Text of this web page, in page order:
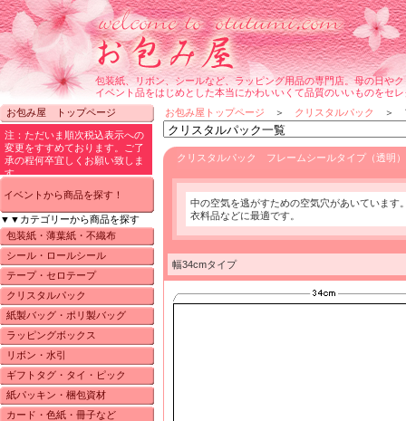
包装紙、リボン、シールなど、ラッピング用品の専門店。母の日や
イベント品をはじめとした本当にかわいいくて品質のいいものをセ
お包み屋 トップページ
イベントから商品を探す！
▼▼カテゴリーから商品を探す
包装紙・薄葉紙・不織布
シール・ロールシール
テープ・セロテープ
クリスタルパック
紙製バッグ・ポリ製バッグ
ラッピングボックス
リボン・水引
ギフトタグ・タイ・ピック
紙パッキン・梱包資材
カード・色紙・冊子など
お包み屋トップページ ＞ クリスタルパック ＞ フ
クリスタルパック フレームシールタイプ（透明
中の空気を逃がすための空気穴があいています
衣料品などに最適です。
幅34cmタイプ